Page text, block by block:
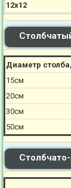
12х12
Диаметр
15см
20см
30см
50см